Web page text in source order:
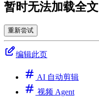
暂时无法加载全文
重新尝试
编辑此页
AI 自动剪辑
视频 Agent